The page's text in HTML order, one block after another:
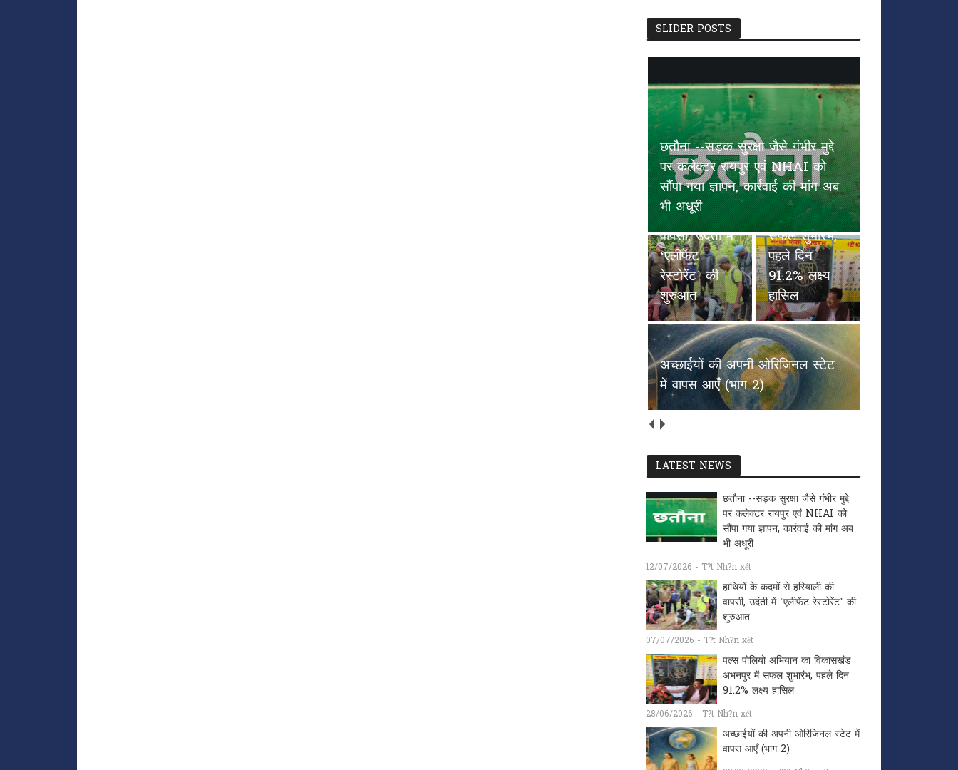
SLIDER POSTS
छतौना --सड़क सुरक्षा जैसे गंभीर मुद्दे
पर कलेक्टर रायपुर एवं NHAI को
सौंपा गया ज्ञापन, कार्रवाई की मांग अब
भी अधूरी
हाथियों के
कदमों से
हरियाली की
वापसी, उदंती में
‘एलीफेंट
रेस्टोरेंट’ की
शुरुआत
पल्स पोलियो
अभियान का
विकासखंड
अभनपुर में
सफल शुभारंभ,
पहले दिन
91.2% लक्ष्य
हासिल
अच्छाईयों की अपनी ओरिजिनल स्टेट
में वापस आएँ (भाग 2)
LATEST NEWS
छतौना --सड़क सुरक्षा जैसे गंभीर मुद्दे
पर कलेक्टर रायपुर एवं NHAI को
सौंपा गया ज्ञापन, कार्रवाई की मांग अब
भी अधूरी
12/07/2026 - T?t Nh?n xét
हाथियों के कदमों से हरियाली की
वापसी, उदंती में ‘एलीफेंट रेस्टोरेंट’ की
शुरुआत
07/07/2026 - T?t Nh?n xét
पल्स पोलियो अभियान का विकासखंड
अभनपुर में सफल शुभारंभ, पहले दिन
91.2% लक्ष्य हासिल
28/06/2026 - T?t Nh?n xét
अच्छाईयों की अपनी ओरिजिनल स्टेट में
वापस आएँ (भाग 2)